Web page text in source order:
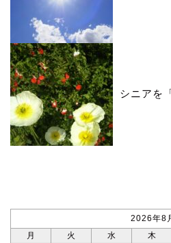
シニアを
2026年8
月
火 水 木